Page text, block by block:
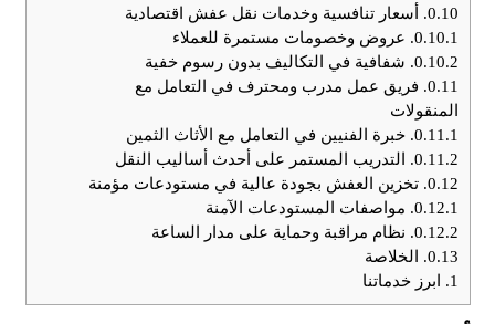
0.10. أسعار تنافسية وخدمات نقل عفش اقتصادية
0.10.1. عروض وخصومات مستمرة للعملاء
0.10.2. شفافية في التكاليف بدون رسوم خفية
0.11. فريق عمل مدرب ومحترف في التعامل مع
المنقولات
0.11.1. خبرة الفنيين في التعامل مع الأثاث الثمين
0.11.2. التدريب المستمر على أحدث أساليب النقل
0.12. تخزين العفش بجودة عالية في مستودعات مؤمنة
0.12.1. مواصفات المستودعات الآمنة
0.12.2. نظام مراقبة وحماية على مدار الساعة
0.13. الخلاصة
1. ابرز خدماتنا